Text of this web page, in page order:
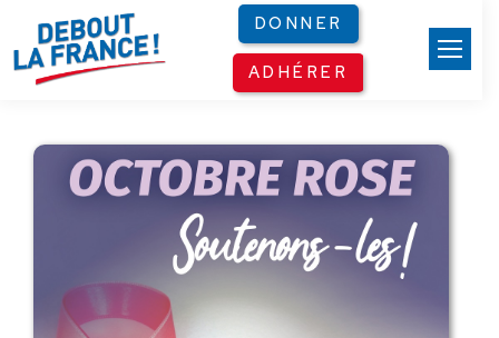
DONNER
ADHÉRER
Panneau de gestion des cookies